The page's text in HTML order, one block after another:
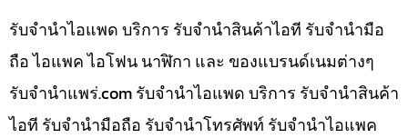
รับจำนำไอแพด บริการ รับจำนำสินค้าไอที รับจำนำมือ
ถือ ไอแพค ไอโฟน นาฬิกา และ ของแบรนด์เนมต่างๆ
รับจํานําแพร่.com รับจำนำไอแพด บริการ รับจำนำสินค้า
ไอที รับจำนำมือถือ รับจำนำโทรศัพท์ รับจำนำไอแพค